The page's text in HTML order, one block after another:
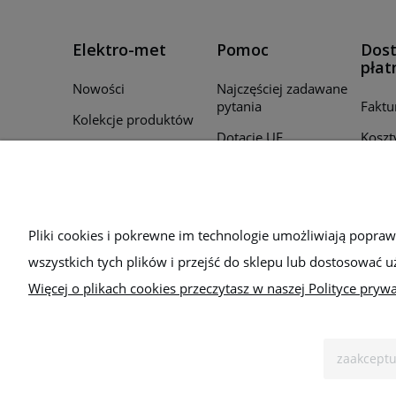
Elektro-met
Nowości
Kolekcje produktów
Pomoc
Najczęściej zadawane
pytania
Dotacje UE
Bezpieczeństwo
Pliki cookies i pokrewne im technologie umożliwiają
wszystkich tych plików i przejść do sklepu lub dostosować
Więcej o plikach cookies przeczytasz w naszej Polityce